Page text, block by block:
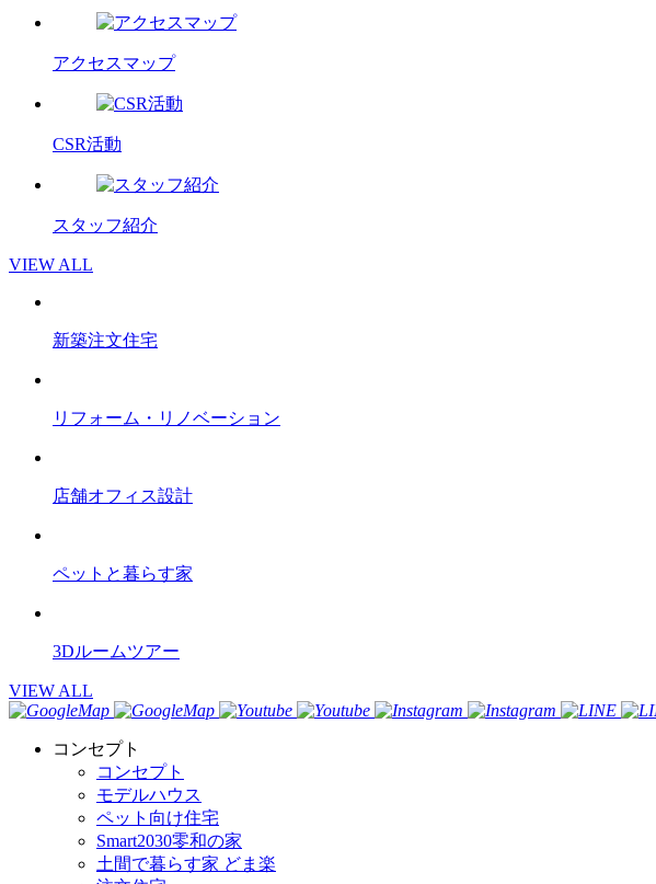
アクセスマップ
CSR活動
スタッフ紹介
VIEW ALL
新築注文住宅
リフォーム・リノベーション
店舗オフィス設計
ペットと暮らす家
3Dルームツアー
VIEW ALL
コンセプト
コンセプト
モデルハウス
ペット向け住宅
Smart2030零和の家
土間で暮らす家 どま楽